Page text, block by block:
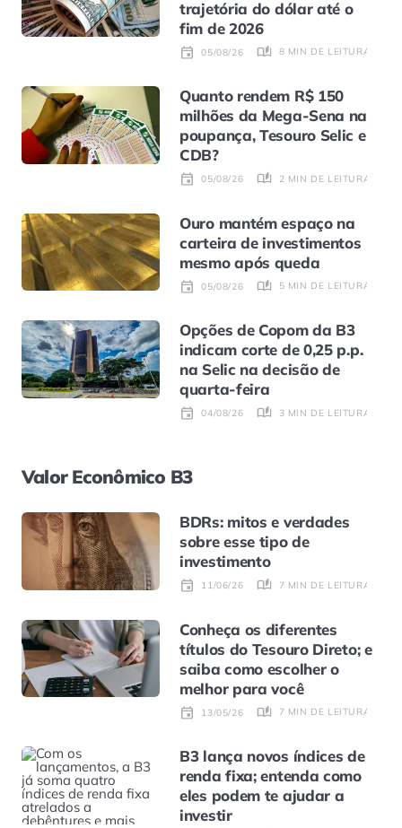
trajetória do dólar até o
fim de 2026
05/08/26 8 MIN DE LEITURA
Quanto rendem R$ 150
milhões da Mega-Sena na
poupança, Tesouro Selic e
CDB?
05/08/26 2 MIN DE LEITURA
Ouro mantém espaço na
carteira de investimentos
mesmo após queda
05/08/26 5 MIN DE LEITURA
Opções de Copom da B3
indicam corte de 0,25 p.p.
na Selic na decisão de
quarta-feira
04/08/26 3 MIN DE LEITURA
Valor Econômico B3
BDRs: mitos e verdades
sobre esse tipo de
investimento
11/06/26 7 MIN DE LEITURA
Conheça os diferentes
títulos do Tesouro Direto; e
saiba como escolher o
melhor para você
13/05/26 7 MIN DE LEITURA
B3 lança novos índices de
renda fixa; entenda como
eles podem te ajudar a
investir